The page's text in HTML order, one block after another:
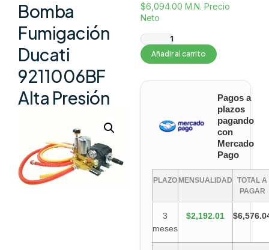
Bomba
Fumigación
Ducati
9211006BF
Alta Presión
$6,094.00 M.N. Precio
Neto
Añadir al carrito
Pagos a
plazos
pagando
con
Mercado
Pago
PLAZO MENSUALIDAD
TOTAL A
PAGAR
3
meses
$2,192.01